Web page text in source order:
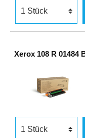
Xerox 108 R 01484